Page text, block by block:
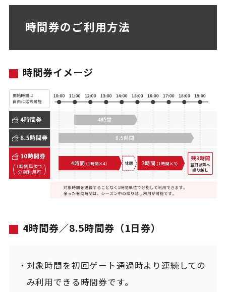
時間券のご利用方法
時間券イメージ
4時間券／8.5時間券（1日券）
対象時間を初回ゲート通過時より連続しての
み利用できる時間券です。